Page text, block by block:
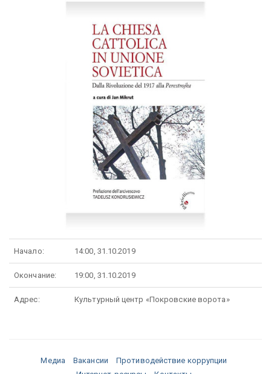
Начало: 14:00, 31.10.2019
Окончание: 19:00, 31.10.2019
Адрес: Культурный центр «Покровские ворота»
Медиа Вакансии
Противодействие коррупции